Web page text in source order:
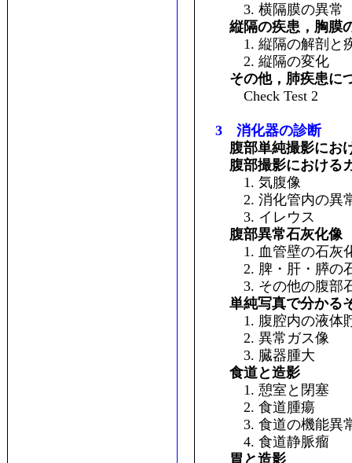
3. 横隔膜の異常
縦隔の疾患，胸膜
1. 縦隔の解剖と疾
2. 縦隔の変化
その他，肺疾患に
Check Test 2
3 消化器の診断
腹部単純撮影にお
腹部撮影における
1. 気腹像
2. 消化管内の異
3. イレウス
腹部異常石灰化像
1. 血管壁の石灰
2. 脾・肝・膵の
3. その他の腹部
単純写真で分かる
1. 腹腔内の液体
2. 異常ガス像
3. 臓器腫大
食道と造影
1. 憩室と閉塞
2. 食道腫瘍
3. 食道の機能異常
4. 食道静脈瘤
胃と造影